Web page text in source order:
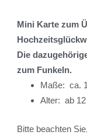
Mini Karte zum
Die
zum Funkeln.
Maße: ca.
Alter: ab
Bitte beachten